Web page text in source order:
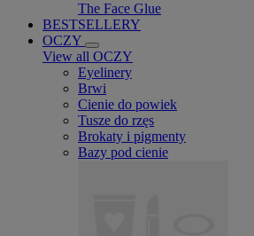
The Face Glue
BESTSELLERY
OCZY
View all OCZY
Eyelinery
Brwi
Cienie do powiek
Tusze do rzęs
Brokaty i pigmenty
Bazy pod cienie